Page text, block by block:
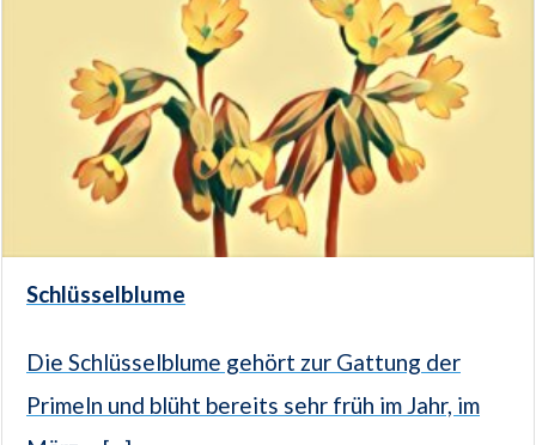
Schlüsselblume
Die Schlüsselblume gehört zur Gattung der
Primeln und blüht bereits sehr früh im Jahr, im